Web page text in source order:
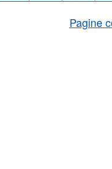
Pagine